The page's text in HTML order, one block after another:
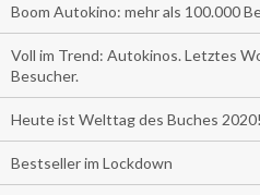
Boom Autokino: mehr als 100.000
Voll im Trend: Autokinos. Letztes
Besucher.
Heute ist Welttag des Buches 2020!
Bestseller im Lockdown